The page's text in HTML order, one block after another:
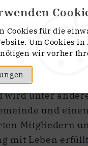
Cookies für die
Um Cookies
wir vorher
politischen
unseren
Becker. Das
Gemeindehaus
wird unter
und
Mitgliedern
mit Leben